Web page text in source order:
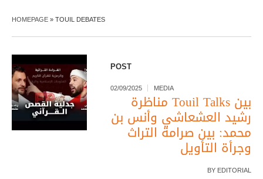
HOMEPAGE » TOUIL DEBATES
POST
02/09/2025 MEDIA
مناظرة Touil Talks بين
رشيد العشعاشي وأنس بن
محمد: بين صرامة التراث
وجرأة التأويل
BY EDITORIAL